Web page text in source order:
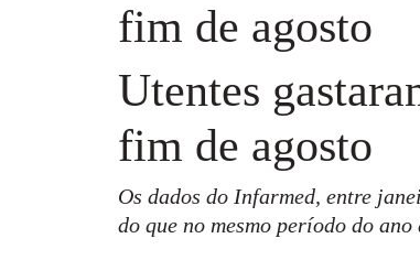
fim de agosto
Utentes
fim de agosto
Os dados do Infarmed, entre
do que no mesmo período do